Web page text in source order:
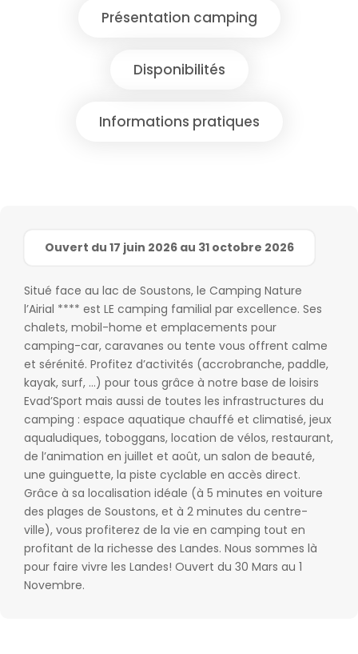
Présentation camping
Disponibilités
Informations pratiques
Ouvert du 17 juin 2026 au 31 octobre 2026
Situé face au lac de Soustons, le Camping Nature
l’Airial **** est LE camping familial par excellence. Ses
chalets, mobil-home et emplacements pour
camping-car, caravanes ou tente vous offrent calme
et sérénité. Profitez d’activités (accrobranche, paddle,
kayak, surf, …) pour tous grâce à notre base de loisirs
Evad’Sport mais aussi de toutes les infrastructures du
camping : espace aquatique chauffé et climatisé, jeux
aqualudiques, toboggans, location de vélos, restaurant,
de l’animation en juillet et août, un salon de beauté,
une guinguette, la piste cyclable en accès direct.
Grâce à sa localisation idéale (à 5 minutes en voiture
des plages de Soustons, et à 2 minutes du centre-
ville), vous profiterez de la vie en camping tout en
profitant de la richesse des Landes. Nous sommes là
pour faire vivre les Landes! Ouvert du 30 Mars au 1
Novembre.